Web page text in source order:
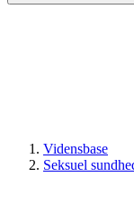
Vidensbase
Seksuel